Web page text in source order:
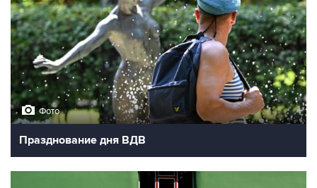
Фото
Празднование дня ВДВ